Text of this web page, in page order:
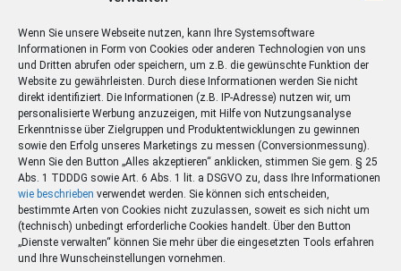
Wenn Sie unsere Webseite nutzen, kann Ihre Systemsoftware
Informationen in Form von Cookies oder anderen Technologien von uns
und Dritten abrufen oder speichern, um z.B. die gewünschte Funktion der
Website zu gewährleisten. Durch diese Informationen werden Sie nicht
direkt identifiziert. Die Informationen (z.B. IP-Adresse) nutzen wir, um
personalisierte Werbung anzuzeigen, mit Hilfe von Nutzungsanalyse
Erkenntnisse über Zielgruppen und Produktentwicklungen zu gewinnen
sowie den Erfolg unseres Marketings zu messen (Conversionmessung).
Wenn Sie den Button „Alles akzeptieren“ anklicken, stimmen Sie gem. § 25
Abs. 1 TDDDG sowie Art. 6 Abs. 1 lit. a DSGVO zu, dass Ihre Informationen
wie beschrieben verwendet werden. Sie können sich entscheiden,
bestimmte Arten von Cookies nicht zuzulassen, soweit es sich nicht um
(technisch) unbedingt erforderliche Cookies handelt. Über den Button
„Dienste verwalten“ können Sie mehr über die eingesetzten Tools erfahren
und Ihre Wunscheinstellungen vornehmen.